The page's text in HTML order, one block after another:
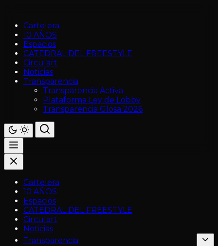
Cartelera
10 AÑOS
Espacios
CATEDRAL DEL FREESTYLE
Circulart
Noticias
Transparencia
Transparencia Activa
Plataforma Ley de Lobby
Transparencia Glosa 2026
Cartelera
10 AÑOS
Espacios
CATEDRAL DEL FREESTYLE
Circulart
Noticias
Transparencia